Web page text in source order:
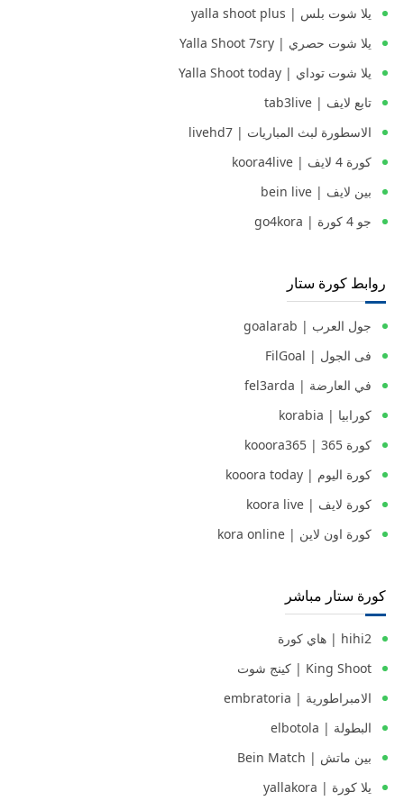
يلا شوت بلس | yalla shoot plus
يلا شوت حصري | Yalla Shoot 7sry
يلا شوت توداي | Yalla Shoot today
تابع لايف | tab3live
الاسطورة لبث المباريات | livehd7
كورة 4 لايف | koora4live
بين لايف | bein live
جو 4 كورة | go4kora
روابط كورة ستار
جول العرب | goalarab
فى الجول | FilGoal
في العارضة | fel3arda
كورابيا | korabia
كورة 365 | kooora365
كورة اليوم | kooora today
كورة لايف | koora live
كورة اون لاين | kora online
كورة ستار مباشر
hihi2 | هاي كورة
King Shoot | كينج شوت
الامبراطورية | embratoria
البطولة | elbotola
بين ماتش | Bein Match
يلا كورة | yallakora